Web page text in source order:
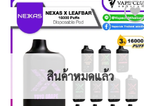
Add
to
wishlist
สินค้าหมดแล้ว